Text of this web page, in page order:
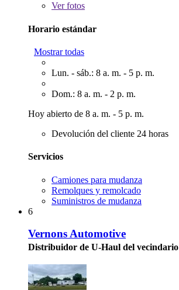
Verfotos
Horario estándar
Mostrar todas
Lun. - sáb.: 8 a. m. - 5 p. m.
Dom.: 8 a. m. - 2 p. m.
Hoy abierto de 8 a. m. - 5 p. m.
Devolución del cliente 24 horas
Servicios
Camiones para mudanza
Remolques y remolcado
Suministros de mudanza
6
Vernons Automotive
Distribuidor de U-Haul del vecindario